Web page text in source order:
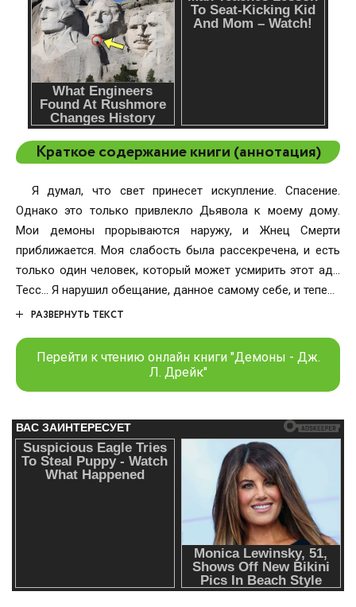
Краткое содержание книги (аннотация)
Я думал, что свет принесет искупление. Спасение.
Однако это только привлекло Дьявола к моему дому.
Мои демоны прорываются наружу, и Жнец Смерти
приближается. Моя слабость была рассекречена, и есть
только один человек, который может усмирить этот ад…
Тесс… Я нарушил обещание, данное самому себе, и теперь
расплачиваюсь за это. Я не хочу быть здесь. Не хочу
черт возьми, идет по пятам.
РАЗВЕРНУТЬ ТЕКСТ
Перейти к чтению онлайн книги "Демоны - Дж.
Л. Дрейк"